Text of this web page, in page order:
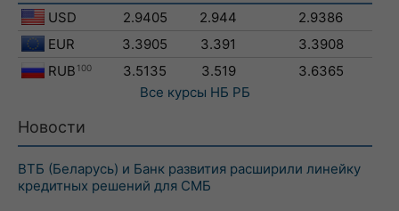
USD 2.9405 2.944
2.9386
EUR
3.3905 3.391
3.3908
RUB 100 3.5135 3.519
3.6365
Все курсы НБ РБ
Новости
ВТБ (Беларусь) и Банк развития расширили линейку
кредитных решений для СМБ